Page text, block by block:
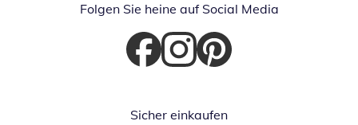
Folgen Sie heine auf Social Media
Öffnet in neuem Fenster
Öffnet in neuem Fenster
Öffnet in neuem Fenster
Sicher einkaufen